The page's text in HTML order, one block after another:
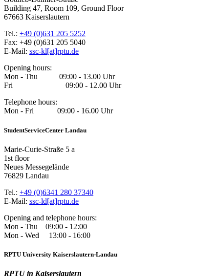
Building 47, Room 109, Ground Floor
67663 Kaiserslautern
Tel.: +49 (0)631 205 5252
Fax: +49 (0)631 205 5040
E-Mail: ssc-kl[at]rptu.de
Opening hours:
Mon - Thu 09:00 - 13.00 Uhr
Fri 09:00 - 12.00 Uhr
Telephone hours:
Mon - Fri 09:00 - 16.00 Uhr
StudentServiceCenter Landau
Marie-Curie-Straße 5 a
1st floor
Neues Messegelände
76829 Landau
Tel.: +49 (0)6341 280 37340
E-Mail: ssc-ld[at]rptu.de
Opening and telephone hours:
Mon - Thu 09:00 - 12:00
Mon - Wed 13:00 - 16:00
RPTU University Kaiserslautern-Landau
RPTU in Kaiserslautern